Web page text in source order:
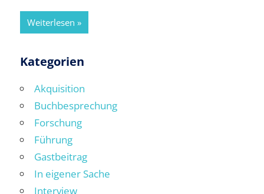
Weiterlesen
Kategorien
Akquisition
Buchbesprechung
Forschung
Führung
Gastbeitrag
In eigener Sache
Interview